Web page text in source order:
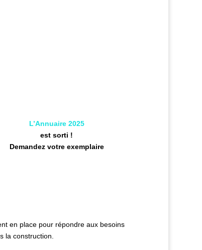
L’Annuaire 2025
est sorti !
Demandez votre exemplaire
en place pour répondre aux besoins
la construction.